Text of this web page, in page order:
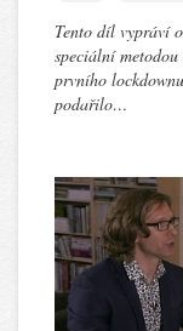
Tento díl vypráví
speciální
prvního
podařilo…